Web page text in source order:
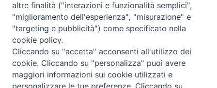
GRAZIE PER IL TUO AIUTO
Insieme per la Diocesi
altre finalità ("interazioni e funzionalità semplici",
"miglioramento dell'esperienza", "misurazione" e
"targeting e pubblicità") come specificato nella
cookie policy.
Cliccando su "accetta" acconsenti all'utilizzo dei
cookie. Cliccando su "personalizza" puoi avere
maggiori informazioni sui cookie utilizzati e